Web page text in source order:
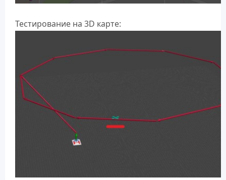
Тестирование на 3D карте: